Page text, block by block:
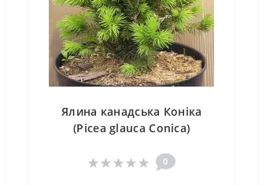
Ялина канадська Коніка
(Picea glauca Conica)
0